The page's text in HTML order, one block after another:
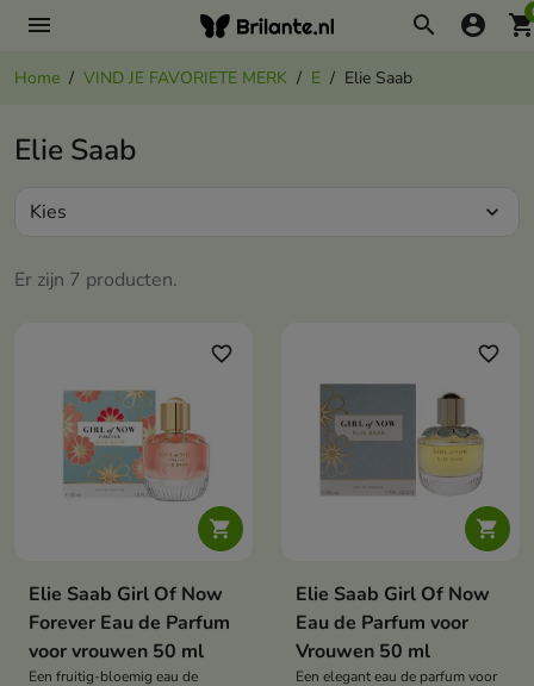
menu search account_circle
Home VIND JE FAVORIETE MERK E Elie Saab
Elie Saab
Er zijn 7 producten.
Kies expand_more

favorite_border
Elie Saab Girl Of Now
Forever Eau de Parfum
voor vrouwen 50 ml
Een fruitig-bloemig eau de

favorite_border
Elie Saab Girl Of Now
Eau de Parfum voor
Vrouwen 50 ml
Een elegant eau de parfum voor